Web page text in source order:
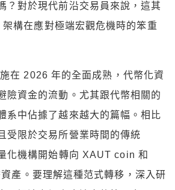
？對於現代前沿交易員來說，這其
構在應對極端宏觀危機時的笨重
在 2026 年的全面成熟，代幣化資
險資金的流動。尤其跟代幣相關的
系中佔據了越來越大的篇幅。相比
受限於交易所營業時間的傳統
化機構開始轉向 XAUT coin 和
產。要理解這種范式轉移，深入研